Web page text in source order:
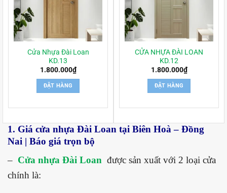
Cửa Nhựa Đài Loan
KD.13
1.800.000₫
ĐẶT HÀNG
CỬA NHỰA ĐÀI LOAN
KD.12
1.800.000₫
ĐẶT HÀNG
1. Giá cửa nhựa Đài Loan tại Biên Hoà – Đồng
Nai | Báo giá trọn bộ
– Cửa nhựa Đài Loan được sản xuất với 2 loại cửa
chính là: